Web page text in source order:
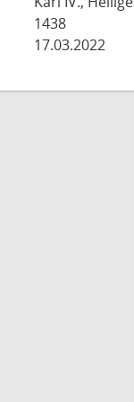
1438
17.03.2022